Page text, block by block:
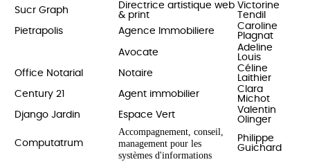
Sucr Graph
Directrice artistique web
& print
Victorine
Tendil
Pietrapolis
Agence Immobiliere
Caroline
Plagnat
Avocate
Adeline
Louis
Office Notarial
Notaire
Céline
Laithier
Century 21
Agent immobilier
Clara
Michot
Django Jardin
Espace Vert
Valentin
Olinger
Computatrum
Accompagnement, conseil,
management pour les
systèmes d'informations
Philippe
Guichard